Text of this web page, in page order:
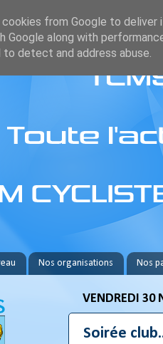
Nos organisations Nos
VENDREDI 30
Soirée
from Google to deliver
Google along with
detect and address abuse.